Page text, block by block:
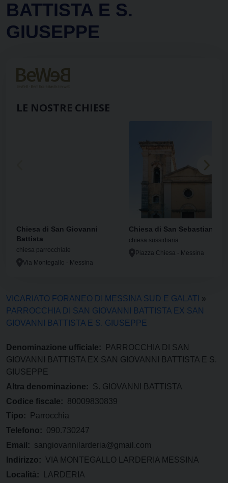
BATTISTA E S.
GIUSEPPE
LE NOSTRE CHIESE
Chiesa di San Giovanni
Battista
chiesa parrocchiale
Via Montegallo - Messina
Chiesa di San Sebastiano
chiesa sussidiaria
Piazza Chiesa - Messina
VICARIATO FORANEO DI MESSINA SUD E GALATI »
PARROCCHIA DI SAN GIOVANNI BATTISTA EX SAN
GIOVANNI BATTISTA E S. GIUSEPPE
Denominazione ufficiale:
PARROCCHIA DI SAN
GIOVANNI BATTISTA EX SAN GIOVANNI BATTISTA E S.
GIUSEPPE
Altra denominazione: S. GIOVANNI BATTISTA
Codice fiscale: 80009830839
Tipo:
Parrocchia
Telefono: 090.730247
Email: sangiovannilarderia@gmail.com
Indirizzo: VIA MONTEGALLO LARDERIA MESSINA
Località:
LARDERIA